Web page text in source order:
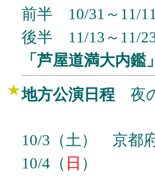
前半 10/31～11/
後半 11/13～11/
「芦屋道満大内鑑」
★地方公演日程 夜
10/3（土） 京都
10/4（ 日